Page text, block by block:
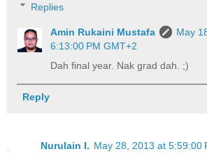
Replies
Amin Rukaini Mustafa
May
6:13:00 PM GMT+2
Dah final year. Nak grad dah. ;)
Reply
Nurulain I. May 28, 2013 at 5:59:00